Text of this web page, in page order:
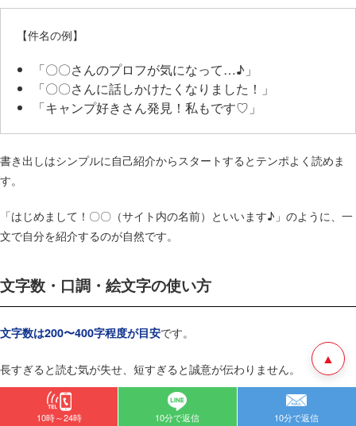
【件名の例】
「〇〇さんのプロフが気になって…♪」
「〇〇さんに話しかけたくなりました！」
「キャンプ好きさん発見！私もです♡」
書き出しはシンプルに自己紹介からスタートするとテンポよく読めま
す。
「はじめまして！〇〇（サイト内の名前）といいます♪」のように、一
文で自分を紹介するのが自然です。
文字数・口調・絵文字の使い方
文字数は200〜400字程度が目安です。
長すぎると読む気が失せ、短すぎると誠意が伝わりません。
スマホで見て「ちょうど読みやすい」量を意識しましょう。
▲
10時～24時 10分で返信 10分で返信